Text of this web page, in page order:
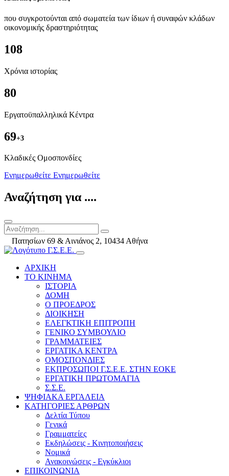
που συγκροτούνται από σωματεία των ίδιων ή συναφών κλάδων
οικονομικής δραστηριότητας
108
Χρόνια ιστορίας
80
Εργατοϋπαλληλικά Κέντρα
69+3
Kλαδικές Ομοσπονδίες
Ενημερωθείτε Ενημερωθείτε
Αναζήτηση για ....
Πατησίων 69 & Αινιάνος 2, 10434 Αθήνα
ΑΡΧΙΚΗ
ΤΟ ΚΙΝΗΜΑ
ΙΣΤΟΡΙΑ
ΔΟΜΗ
Ο ΠΡΟΕΔΡΟΣ
ΔΙΟΙΚΗΣΗ
ΕΛΕΓΚΤΙΚΗ ΕΠΙΤΡΟΠΗ
ΓΕΝΙΚΟ ΣΥΜΒΟΥΛΙΟ
ΓΡΑΜΜΑΤΕΙΕΣ
ΕΡΓΑΤΙΚΑ ΚΕΝΤΡΑ
ΟΜΟΣΠΟΝΔΙΕΣ
ΕΚΠΡΟΣΩΠΟΙ Γ.Σ.Ε.Ε. ΣΤΗΝ ΕΟΚΕ
ΕΡΓΑΤΙΚΗ ΠΡΩΤΟΜΑΓΙΑ
Σ.Σ.Ε.
ΨΗΦΙΑΚΑ ΕΡΓΑΛΕΙΑ
ΚΑΤΗΓΟΡΙΕΣ ΑΡΘΡΩΝ
Δελτία Τύπου
Γενικά
Γραμματείες
Εκδηλώσεις - Κινητοποιήσεις
Νομικά
Ανακοινώσεις - Εγκύκλιοι
ΕΠΙΚΟΙΝΩΝΙΑ